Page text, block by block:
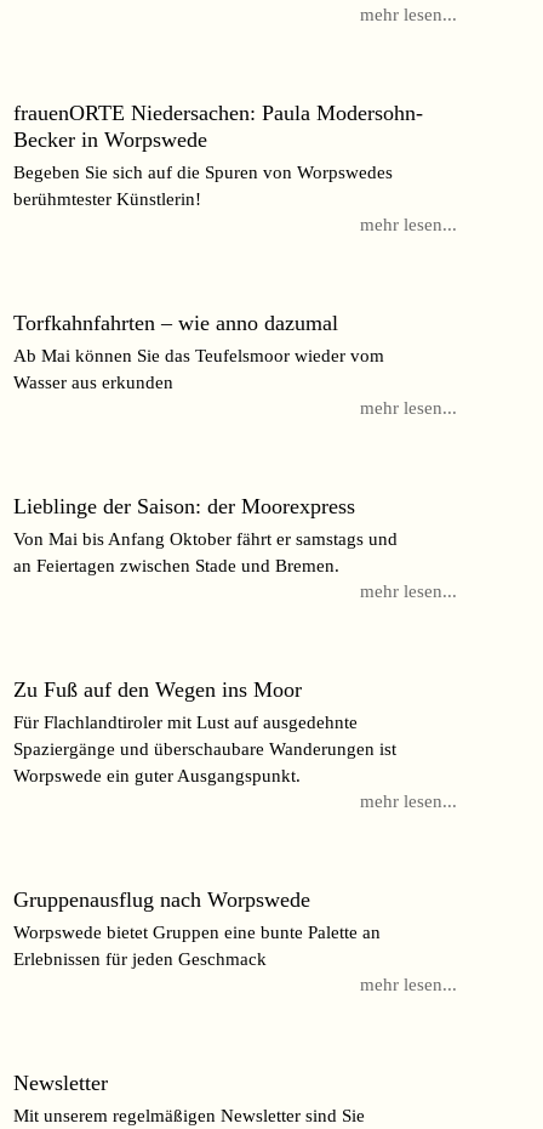
mehr lesen...
frauenORTE Niedersachen: Paula Modersohn-
Becker in Worpswede
Begeben Sie sich auf die Spuren von Worpswedes
berühmtester Künstlerin!
mehr lesen...
Torfkahnfahrten – wie anno dazumal
Ab Mai können Sie das Teufelsmoor wieder vom
Wasser aus erkunden
mehr lesen...
Lieblinge der Saison: der Moorexpress
Von Mai bis Anfang Oktober fährt er samstags und
an Feiertagen zwischen Stade und Bremen.
mehr lesen...
Zu Fuß auf den Wegen ins Moor
Für Flachlandtiroler mit Lust auf ausgedehnte
Spaziergänge und überschaubare Wanderungen ist
Worpswede ein guter Ausgangspunkt.
mehr lesen...
Gruppenausflug nach Worpswede
Worpswede bietet Gruppen eine bunte Palette an
Erlebnissen für jeden Geschmack
mehr lesen...
Newsletter
Mit unserem regelmäßigen Newsletter sind Sie